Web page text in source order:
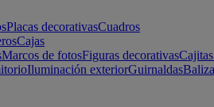
Placas decorativasCuadros
Cajas
Marcos de fotosFiguras decorativas
Iluminación exteriorGuirnaldas